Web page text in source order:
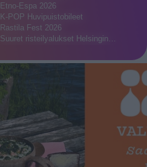
Etno-Espa 2026
K-POP Huvipuistobileet
Rastila Fest 2026
Suuret risteilyalukset Helsingin…